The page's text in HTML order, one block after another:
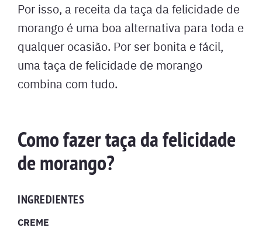
Por isso, a receita da taça da felicidade de
morango é uma boa alternativa para toda e
qualquer ocasião. Por ser bonita e fácil,
uma taça de felicidade de morango
combina com tudo.
Como fazer taça da felicidade
de morango?
INGREDIENTES
CREME